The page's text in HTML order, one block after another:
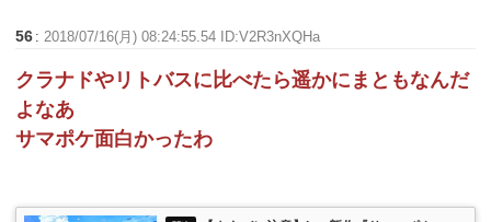
56 : 2018/07/16(月) 08:24:55.54 ID:V2R3nXQHa
クラナドやリトバスに比べたら遥かにまともなんだ
よなあ
サマポケ面白かったわ